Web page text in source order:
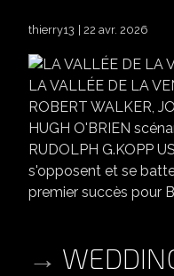
thierry13 22 avr. 2026
LA VALLÉE DE LA
ROBERT WALKER,
HUGH O'BRIEN
RUDOLPH G.KOPP
s'opposent et se
premier succès pour